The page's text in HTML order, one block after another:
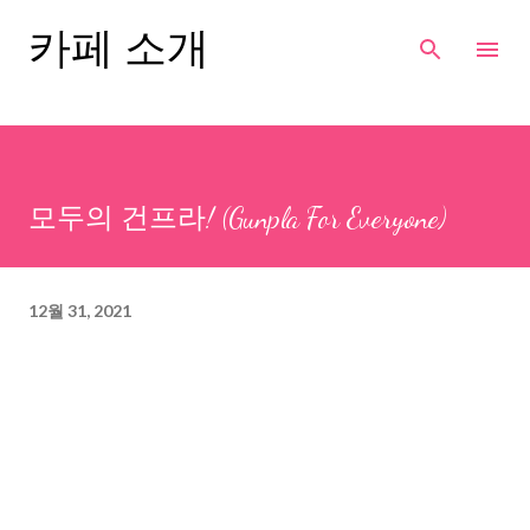
기본 콘텐츠로 건너뛰기
카페 소개
모두의 건프라! (Gunpla For Everyone)
12월 31, 2021